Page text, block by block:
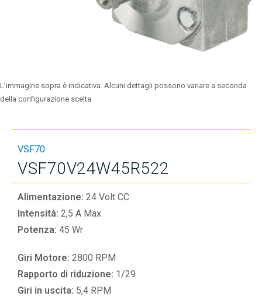
L’immagine sopra è indicativa. Alcuni dettagli possono variare a seconda
della configurazione scelta.
VSF70
VSF70V24W45R522
Alimentazione: 24 Volt CC
Intensità: 2,5 A Max
Potenza: 45 Wr
Giri Motore: 2800 RPM
Rapporto di riduzione: 1/29
Giri in uscita: 5,4 RPM